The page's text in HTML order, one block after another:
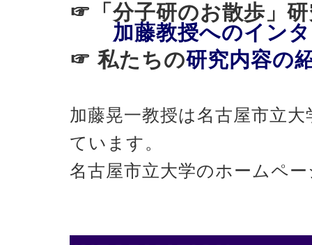
☞「分子研のお散歩
加藤教授へのイン
☞ 私たちの研究内容の
加藤晃一教授は名古屋市立
ています。
名古屋市立大学のホームペ